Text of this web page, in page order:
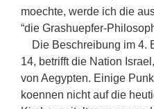
moechte, werde ich die
“die Grashuepfer-
Die Beschreibung im 4.
14, betrifft die Nation
von Aegypten. Einige
koennen nicht auf die